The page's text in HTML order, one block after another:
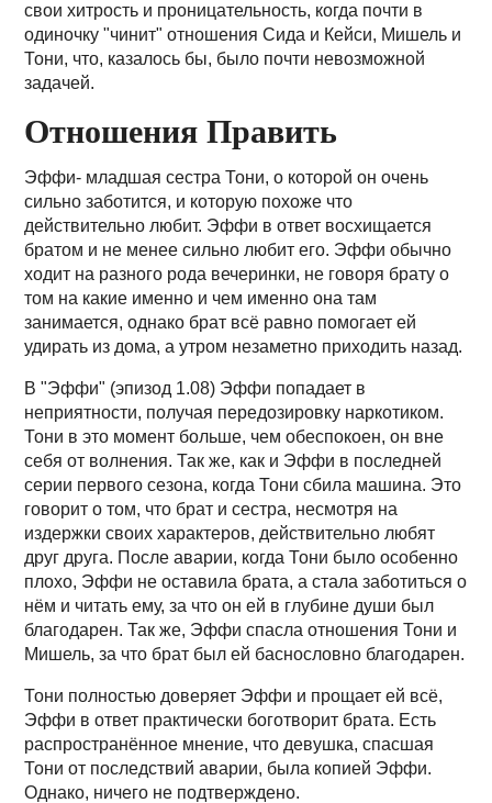
свои хитрость и проницательность, когда почти в
одиночку "чинит" отношения Сида и Кейси, Мишель и
Тони, что, казалось бы, было почти невозможной
задачей.
Отношения Править
Эффи- младшая сестра Тони, о которой он очень
сильно заботится, и которую похоже что
действительно любит. Эффи в ответ восхищается
братом и не менее сильно любит его. Эффи обычно
ходит на разного рода вечеринки, не говоря брату о
том на какие именно и чем именно она там
занимается, однако брат всё равно помогает ей
удирать из дома, а утром незаметно приходить назад.
В "Эффи" (эпизод 1.08) Эффи попадает в
неприятности, получая передозировку наркотиком.
Тони в это момент больше, чем обеспокоен, он вне
себя от волнения. Так же, как и Эффи в последней
серии первого сезона, когда Тони сбила машина. Это
говорит о том, что брат и сестра, несмотря на
издержки своих характеров, действительно любят
друг друга. После аварии, когда Тони было особенно
плохо, Эффи не оставила брата, а стала заботиться о
нём и читать ему, за что он ей в глубине души был
благодарен. Так же, Эффи спасла отношения Тони и
Мишель, за что брат был ей баснословно благодарен.
Тони полностью доверяет Эффи и прощает ей всё,
Эффи в ответ практически боготворит брата. Есть
распространённое мнение, что девушка, спасшая
Тони от последствий аварии, была копией Эффи.
Однако, ничего не подтверждено.